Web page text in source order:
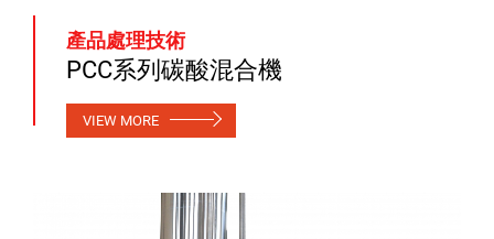
產品處理技術
PCC系列碳酸混合機
VIEW MORE